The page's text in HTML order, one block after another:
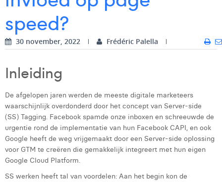
Diane Tremouroux
Elio Civalleri
Eliott Pousset
Floriane Defacqz
Glenn Vanderlinden
Hanne Van Loock
Janne Beke
Digital Business Intern
speed?
30 november, 2022 Frédéric Palella
Inleiding
De afgelopen jaren werden de meeste digitale marketeers
waarschijnlijk overdonderd door het concept van Server-side
(SS) Tagging. Facebook spamde onze inboxen en schreeuwde de
urgentie rond de implementatie van hun Facebook CAPI, en ook
Google heeft de weg vrijgemaakt door een Server-side oplossing
voor GTM te creëren die gemakkelijk integreert met hun eigen
Google Cloud Platform.
SS werken heeft tal van voordelen: Aan het begin kon de